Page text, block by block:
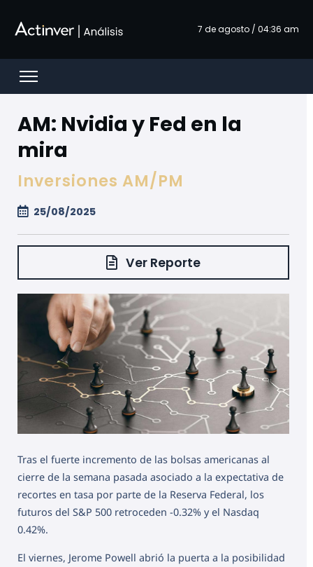
7 de agosto / 04:36 am
Open menu
AM: Nvidia y Fed en la
mira
Inversiones AM/PM
25/08/2025
Ver Reporte
Tras el fuerte incremento de las bolsas americanas al
cierre de la semana pasada asociado a la expectativa de
recortes en tasa por parte de la Reserva Federal, los
futuros del S&P 500 retroceden -0.32% y el Nasdaq
0.42%.
El viernes, Jerome Powell abrió la puerta a la posibilidad